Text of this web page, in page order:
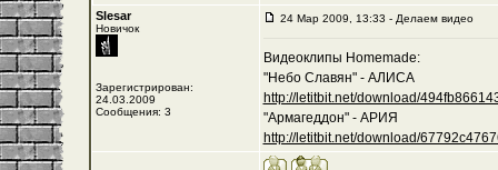
Slesar
Новичок
Зарегистрирован:
24.03.2009
Сообщения: 3
24 Мар 2009, 13:33 - Делаем видео
Видеоклипы Homemade:
"Небо Славян" - АЛИСА
http://letitbit.net/download/
"Армагеддон" - АРИЯ
http://letitbit.net/download/